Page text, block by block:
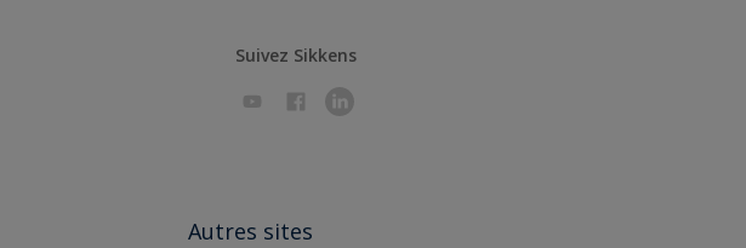
Suivez Sikkens
Autres sites